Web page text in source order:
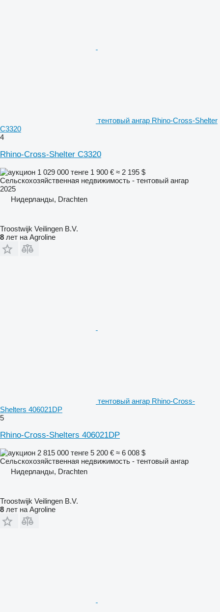
тентовый ангар Rhino-Cross-Shelter
C3320
4
Rhino-Cross-Shelter C3320
1 029 000 тенге 1 900 € ≈ 2 195 $
Сельскохозяйственная недвижимость - тентовый ангар
2025
Нидерланды, Drachten
Troostwijk Veilingen B.V.
8 лет на Agroline
тентовый ангар Rhino-Cross-
Shelters 406021DP
5
Rhino-Cross-Shelters 406021DP
2 815 000 тенге 5 200 € ≈ 6 008 $
Сельскохозяйственная недвижимость - тентовый ангар
Нидерланды, Drachten
Troostwijk Veilingen B.V.
8 лет на Agroline